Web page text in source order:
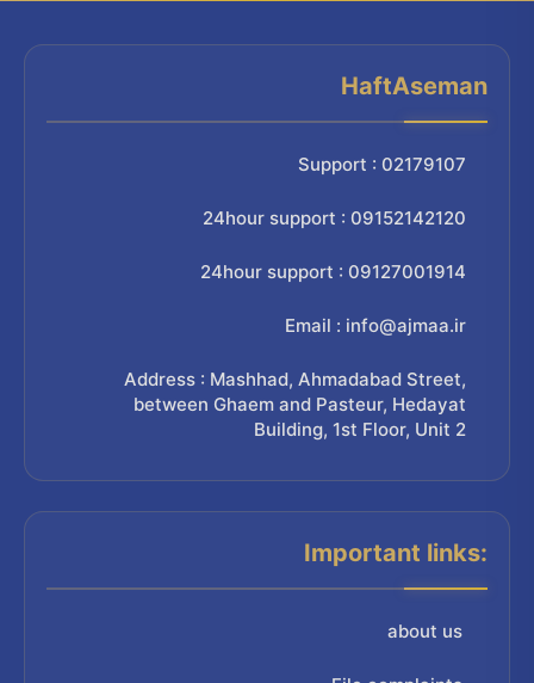
HaftAseman
Support : 02179107
24hour support : 09152142120
24hour support : 09127001914
Email : info@ajmaa.ir
Address : Mashhad, Ahmadabad Street,
between Ghaem and Pasteur, Hedayat
Building, 1st Floor, Unit 2
Important links:
about us